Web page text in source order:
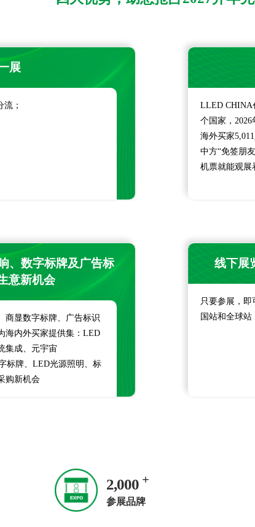
展
流；
LLED CHINA
个国家，
海外买家5,011
中方“免签朋
机票就能观展
、数字标牌及广告标
意新机会
商显数字标牌、广告标识
海内外买家提供集：LED
集成、元宇宙
标牌、LED光源照明、标
购新机会
线下展
只要参展，即
国站和全球站
2,000 +
参展品牌